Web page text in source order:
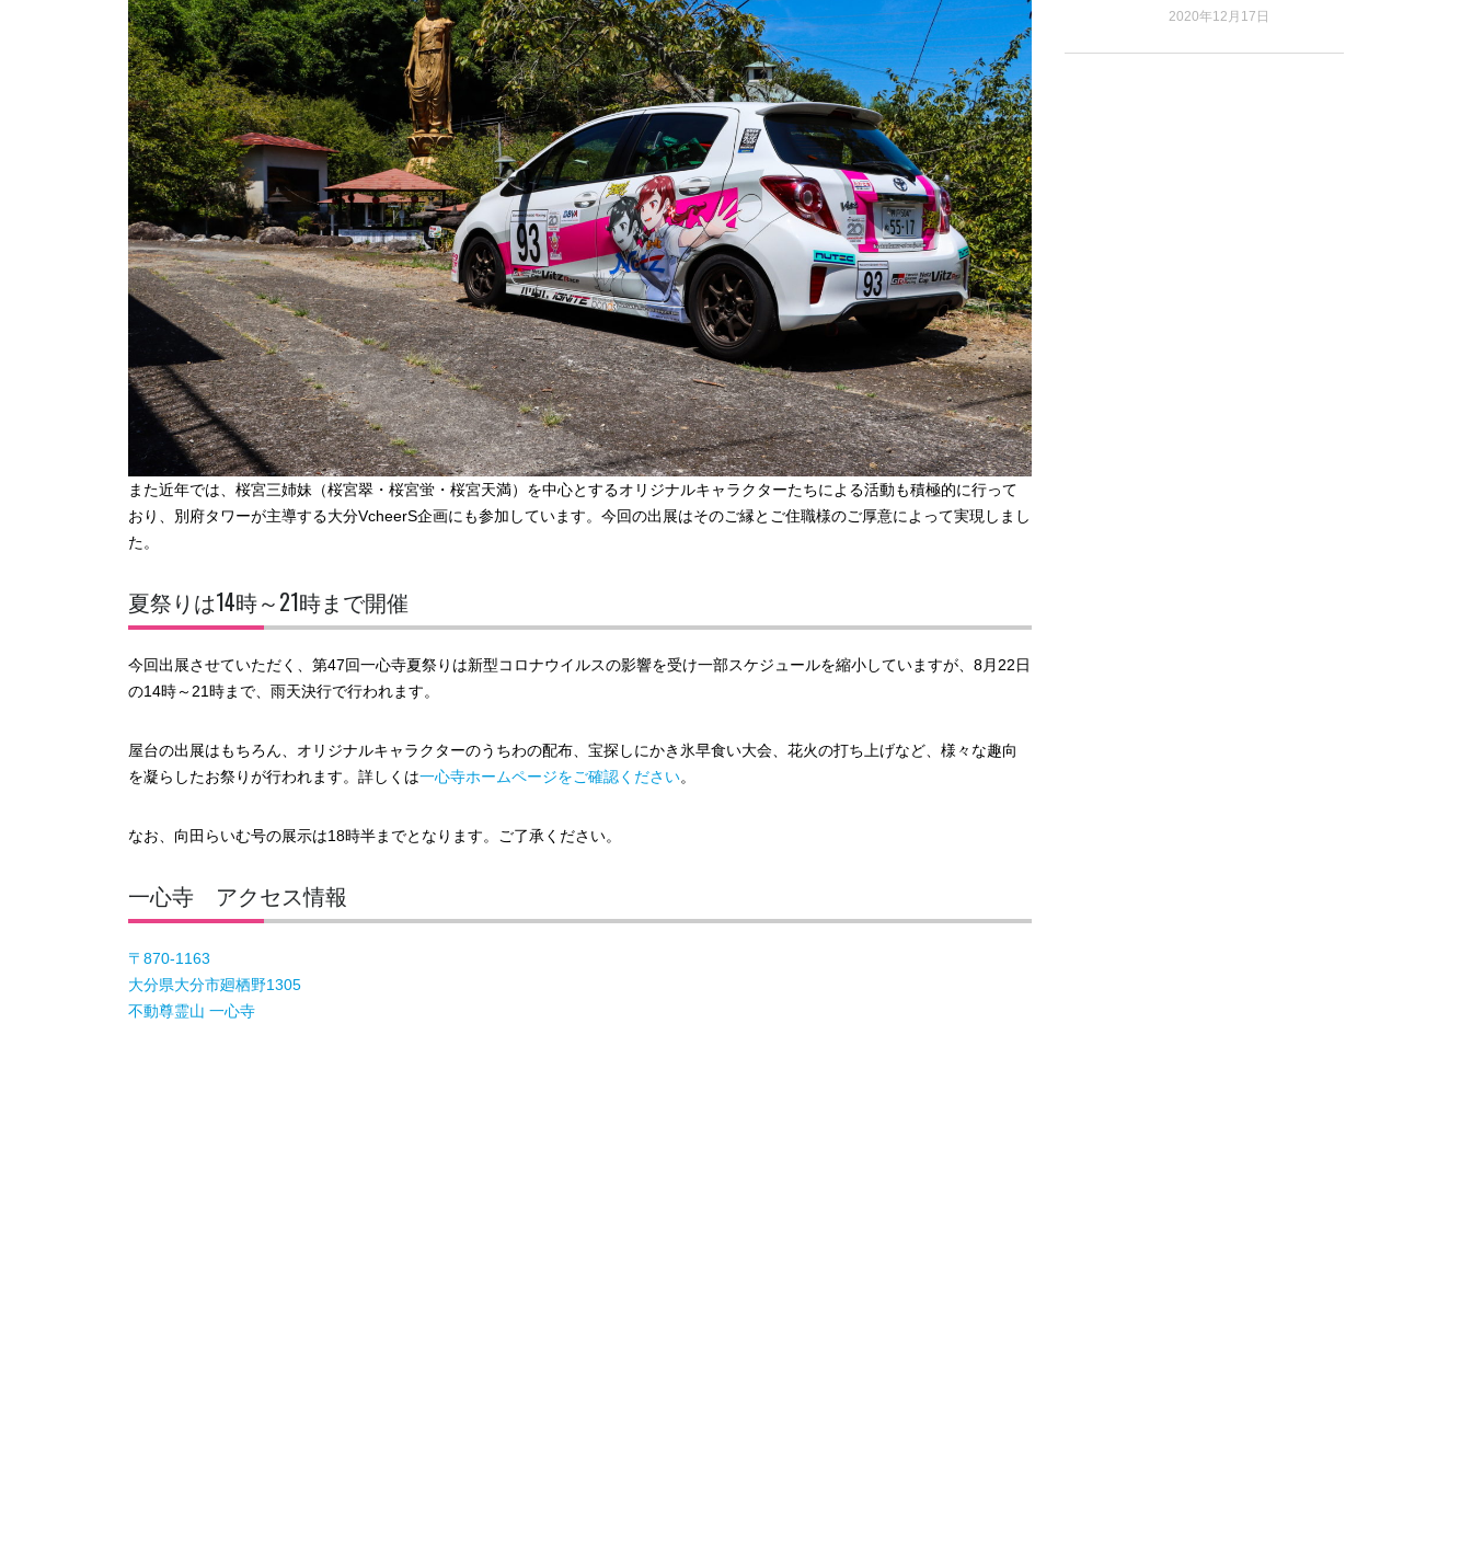
また近年では、桜宮三姉妹（桜宮翠・桜宮蛍・桜宮天満）を中心とするオリジナルキャラクターたちによる活動も積極的に行って
おり、別府タワーが主導する大分VcheerS企画にも参加しています。今回の出展はそのご縁とご住職様のご厚意によって実現しまし
た。
夏祭りは14時～21時まで開催
今回出展させていただく、第47回一心寺夏祭りは新型コロナウイルスの影響を受け一部スケジュールを縮小していますが、8月22日
の14時～21時まで、雨天決行で行われます。
屋台の出展はもちろん、オリジナルキャラクターのうちわの配布、宝探しにかき氷早食い大会、花火の打ち上げなど、様々な趣向
を凝らしたお祭りが行われます。詳しくは一心寺ホームページをご確認ください。
なお、向田らいむ号の展示は18時半までとなります。ご了承ください。
一心寺 アクセス情報
〒870-1163
大分県大分市廻栖野1305
不動尊霊山 一心寺
2020年12月17日